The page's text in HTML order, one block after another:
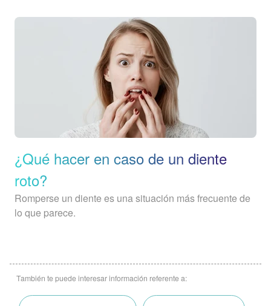
¿Qué hacer en caso de un diente
roto?
Romperse un diente es una situación más frecuente de
lo que parece.
También te puede interesar información referente a: